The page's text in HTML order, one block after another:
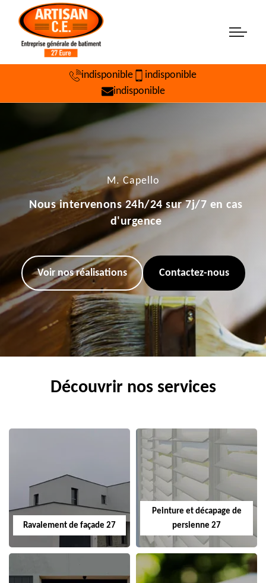
indisponible
indisponible
indisponible
M. Capello
Nous intervenons 24h/24 sur 7j/7 en cas
d'urgence
Voir nos réalisations Contactez-nous
Découvrir nos services
Ravalement de façade 27
Peinture et décapage de
persienne 27